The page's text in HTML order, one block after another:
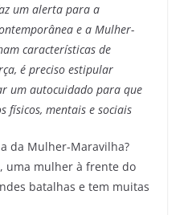
um alerta para a
e a Mulher-
características de
é preciso estipular
um autocuidado para que
físicos, mentais e sociais
da Mulher-Maravilha?
uma mulher à frente do
batalhas e tem muitas